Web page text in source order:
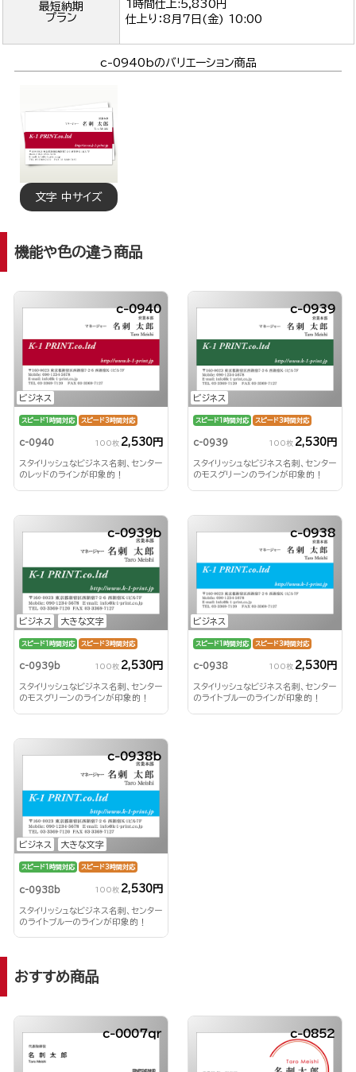
最短納期
プラン
1時間仕上:5,830円
仕上り：8月7日(金) 10:00
c-0940bのバリエーション商品
文字 中サイズ
機能や色の違う商品
ビジネス
c-0940
スピード1時間対応 スピード3時間対応
c-0940 100枚 2,530円
スタイリッシュなビジネス名刺、センター
のレッドのラインが印象的！
ビジネス
c-0939
スピード1時間対応 スピード3時間対応
c-0939 100枚 2,530円
スタイリッシュなビジネス名刺、センター
のモスグリーンのラインが印象的！
ビジネス 大きな文字
c-0939b
スピード1時間対応 スピード3時間対応
c-0939b 100枚 2,530円
スタイリッシュなビジネス名刺、センター
のモスグリーンのラインが印象的！
ビジネス
c-0938
スピード1時間対応 スピード3時間対応
c-0938 100枚 2,530円
スタイリッシュなビジネス名刺、センター
のライトブルーのラインが印象的！
ビジネス 大きな文字
c-0938b
スピード1時間対応 スピード3時間対応
c-0938b 100枚 2,530円
スタイリッシュなビジネス名刺、センター
のライトブルーのラインが印象的！
おすすめ商品
c-0007qr c-0852